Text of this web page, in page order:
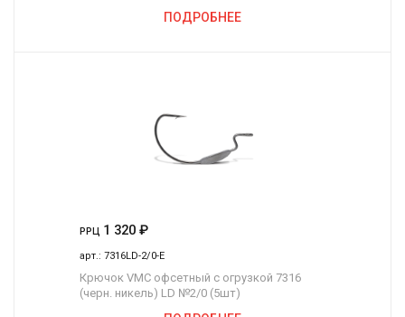
ПОДРОБНЕЕ
РРЦ 1 320 ₽
арт.: 7316LD-2/0-E
Крючок VMC офсетный с огрузкой 7316
(черн. никель) LD №2/0 (5шт)